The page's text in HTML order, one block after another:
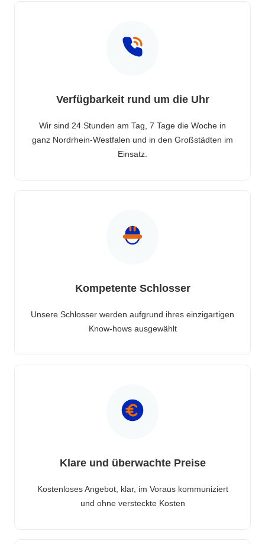
Verfügbarkeit rund um die Uhr
Wir sind 24 Stunden am Tag, 7 Tage die Woche in
ganz Nordrhein-Westfalen und in den Großstädten im
Einsatz.
Kompetente Schlosser
Unsere Schlosser werden aufgrund ihres einzigartigen
Know-hows ausgewählt
Klare und überwachte Preise
Kostenloses Angebot, klar, im Voraus kommuniziert
und ohne versteckte Kosten